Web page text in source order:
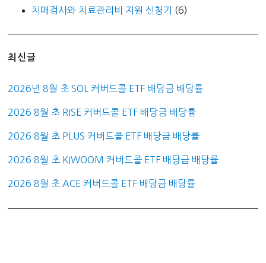
치매검사와 치료관리비 지원 신청기
(6)
최신글
2026년 8월 초 SOL 커버드콜 ETF 배당금 배당률
2026 8월 초 RISE 커버드콜 ETF 배당금 배당률
2026 8월 초 PLUS 커버드콜 ETF 배당금 배당률
2026 8월 초 KIWOOM 커버드콜 ETF 배당금 배당률
2026 8월 초 ACE 커버드콜 ETF 배당금 배당률